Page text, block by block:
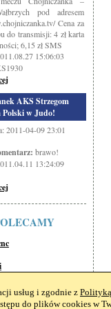
usług i zgodnie z
do plików cookies w
pod adresem
Cena za
do transmisji: 4 zł karta
6,15 zł SMS
15:06:03
AKS Strzegom
Polski w Judo!
2011-04-09 23:01
brawo!
13:24:09